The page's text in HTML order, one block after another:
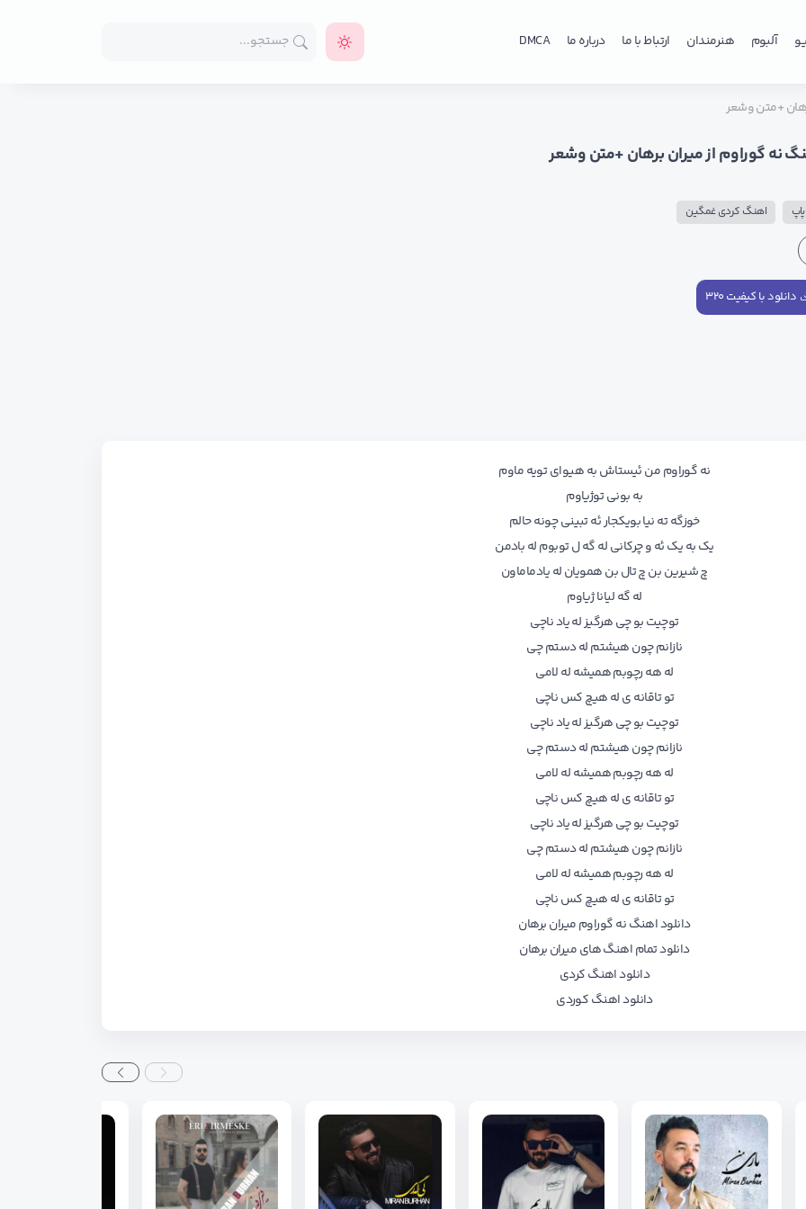
آلبوم هنرمندان ارتباط با ما درباره ما DMCA
+متن وشعر
نه گوراوم از میران برهان +متن وشعر
اهنگ کردی غمگین
دانلود با کیفیت ۳۲۰
نه گوراوم من ئیستاش به هیوای تویه ماوم
به بونی توژیاوم
خوزگه ته نیا بویکجار ئه تبینی چونه حالم
یک به یک ئه و چرکانی له گه ل توبوم له بادمن
چ شیرین بن چ تال بن همویان له یادماماون
له گه لیانا ژیاوم
توچیت بو چی هرگیز له یاد ناچی
نازانم چون هیشتم له دستم چی
له هه رچوبم همیشه له لامی
تو تاقانه ی له هیچ کس ناچی
توچیت بو چی هرگیز له یاد ناچی
نازانم چون هیشتم له دستم چی
له هه رچوبم همیشه له لامی
تو تاقانه ی له هیچ کس ناچی
توچیت بو چی هرگیز له یاد ناچی
نازانم چون هیشتم له دستم چی
له هه رچوبم همیشه له لامی
تو تاقانه ی له هیچ کس ناچی
دانلود اهنگ نه گوراوم میران برهان
دانلود تمام اهنگ های میران برهان
دانلود اهنگ کردی
دانلود اهنگ کوردی